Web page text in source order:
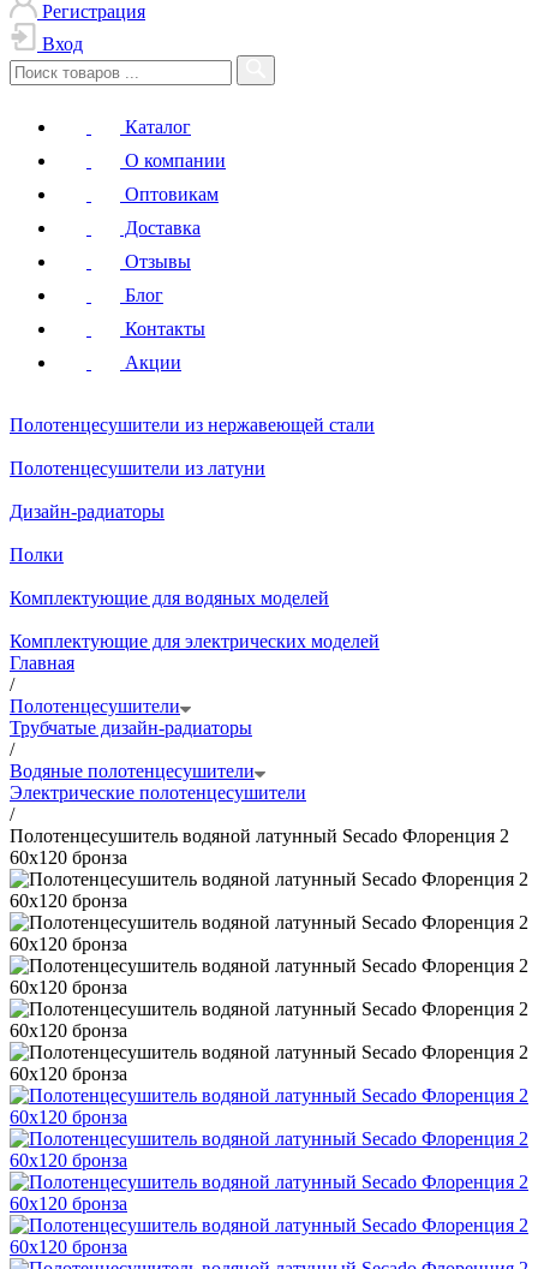
Регистрация
Вход
Каталог
О компании
Оптовикам
Доставка
Отзывы
Блог
Контакты
Акции
Полотенцесушители из нержавеющей стали
Полотенцесушители из латуни
Дизайн-радиаторы
Полки
Комплектующие для водяных моделей
Комплектующие для электрических моделей
Главная
/
Полотенцесушители
Трубчатые дизайн-радиаторы
/
Водяные полотенцесушители
Электрические полотенцесушители
/
Полотенцесушитель водяной латунный Secado Флоренция 2
60x120 бронза